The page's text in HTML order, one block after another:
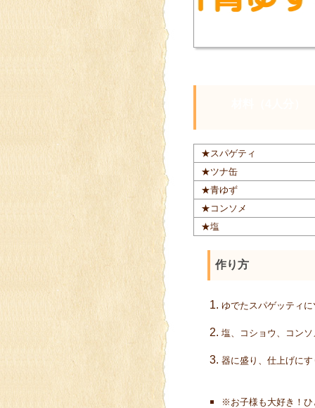
★スパゲティ
★ツナ缶
★青ゆず
★コンソメ
★塩
作り方
ゆでたスパゲッティ
塩、コショウ、コン
器に盛り、仕上げに
※お子様も大好き！ひ